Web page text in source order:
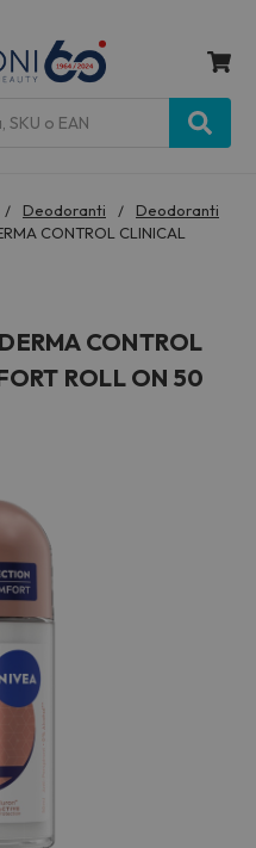
Deodoranti
Deodoranti
CONTROL CLINICAL
CONTROL
ROLL ON 50